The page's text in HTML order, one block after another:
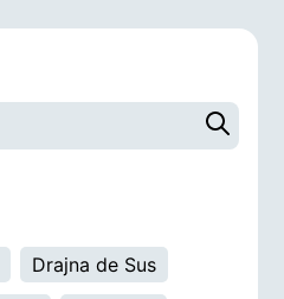
Caută o
Drajna de Sus